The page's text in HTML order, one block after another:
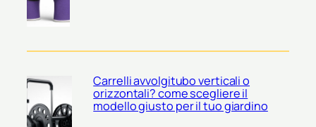
Carrelli avvolgitubo verticali o
orizzontali? come scegliere il
modello giusto per il tuo giardino